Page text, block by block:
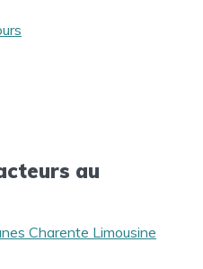
au
Charente Limousine